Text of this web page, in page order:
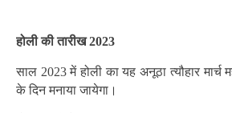
होली की तारीख 2023
साल 2023 में होली का यह अनूठा त्यौहार मार्च
के दिन मनाया जायेगा।